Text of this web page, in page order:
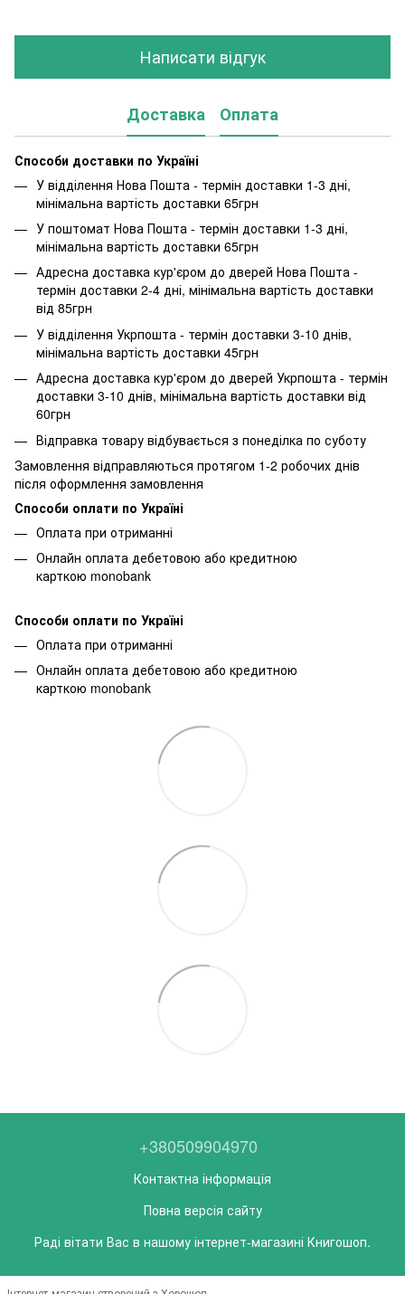
Написати відгук
Доставка Оплата
Способи доставки по Україні
У відділення Нова Пошта - термін доставки 1-3 дні,
мінімальна вартість доставки 65грн
У поштомат Нова Пошта - термін доставки 1-3 дні,
мінімальна вартість доставки 65грн
Адресна доставка кур'єром до дверей Нова Пошта -
термін доставки 2-4 дні, мінімальна вартість доставки
від 85грн
У відділення Укрпошта - термін доставки 3-10 днів,
мінімальна вартість доставки 45грн
Адресна доставка кур'єром до дверей Укрпошта - термін
доставки 3-10 днів, мінімальна вартість доставки від
60грн
Відправка товару відбувається з понеділка по суботу
Замовлення відправляються протягом 1-2 робочих днів
після оформлення замовлення
Способи оплати по Україні
Оплата при отриманні
Онлайн оплата дебетовою або кредитною
карткою monobank
Способи оплати по Україні
Оплата при отриманні
Онлайн оплата дебетовою або кредитною
карткою monobank
+380509904970
Контактна інформація
Повна версія сайту
Раді вітати Вас в нашому інтернет-магазині Книгошоп.